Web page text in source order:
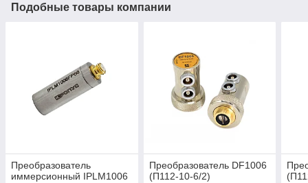
Подобные товары компании
Преобразователь
иммерсионный IPLM1006
Преобразователь DF1006
(П112-10-6/2)